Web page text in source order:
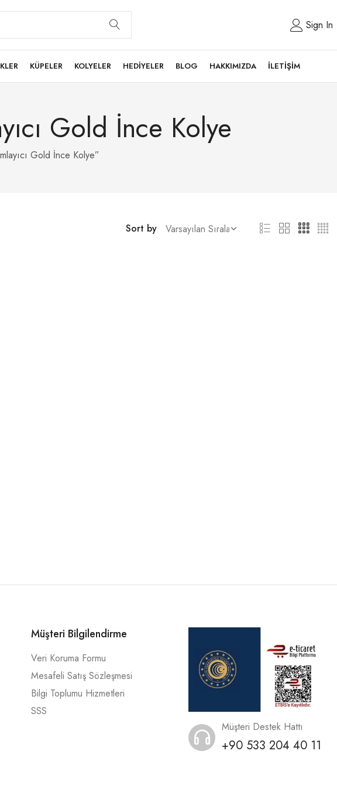
Sign In
KÜPELER KOLYELER HEDİYELER BLOG HAKKIMIZDA İLETİŞİM
Gold İnce Kolye
Gold İnce Kolye”
Sort by
Müşteri Bilgilendirme
Veri Koruma Formu
Mesafeli Satış Sözleşmesi
Bilgi Toplumu Hizmetleri
SSS
Müşteri Destek Hattı
+90 533 204 40 11